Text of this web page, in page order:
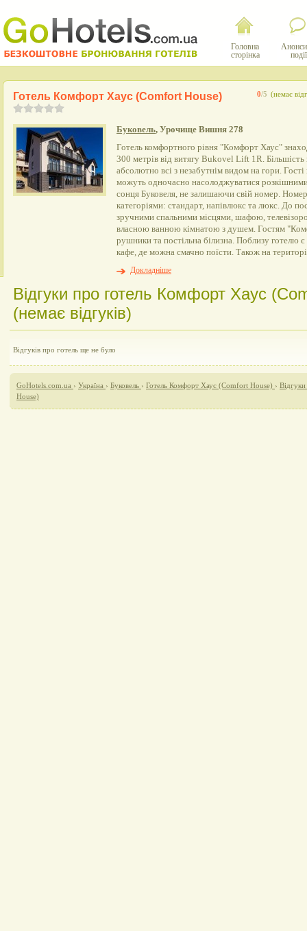
Головна
сторінка
події
0/5 (немає
Готель Комфорт Хаус (Comfort House)
Буковель, Урочище Вишня 278
Готель комфортного рівня "Комфорт Хаус"
300 метрів від витягу Bukovel Lift 1R. Більшість
абсолютно всі з незабутнім видом на гори.
можуть одночасно насолоджуватися
сонця Буковеля, не залишаючи свій номер.
категоріями: стандарт, напівлюкс та люкс. До
зручними спальними місцями, шафою,
власною ванною кімнатою з душем. Гостям
рушники та постільна білизна. Поблизу готелю
кафе, де можна смачно поїсти. Також на
Докладніше
Відгуки про готель Комфорт Хаус
(немає відгуків)
Відгуків про готель ще не було
GoHotels.com.ua › Україна › Буковель › Готель Комфорт Хаус (Comfort House) ›
House)